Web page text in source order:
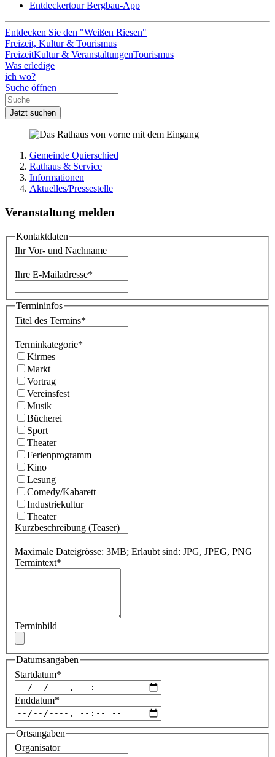
Entdeckertour Bergbau-App
Entdecken Sie den "Weißen Riesen"
Freizeit, Kultur & Tourismus
FreizeitKultur & VeranstaltungenTourismus
Was erledige
ich wo?
Suche öffnen
Jetzt suchen
Gemeinde Quierschied
Rathaus & Service
Informationen
Aktuelles/Pressestelle
Veranstaltung melden
Kontaktdaten
Ihr Vor- und Nachname
Ihre E-Mailadresse*
Termininfos
Titel des Termins*
Terminkategorie*
Kirmes
Markt
Vortrag
Vereinsfest
Musik
Bücherei
Sport
Theater
Ferienprogramm
Kino
Lesung
Comedy/Kabarett
Industriekultur
Theater
Kurzbeschreibung (Teaser)
Maximale Dateigrösse: 3MB; Erlaubt sind: JPG, JPEG, PNG
Termintext*
Terminbild
Datumsangaben
Startdatum*
Enddatum*
Ortsangaben
Organisator